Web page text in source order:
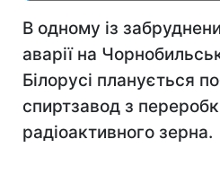
В одному із
аварії на
Білорусі планується
спиртзавод з
радіоактивного зерна.